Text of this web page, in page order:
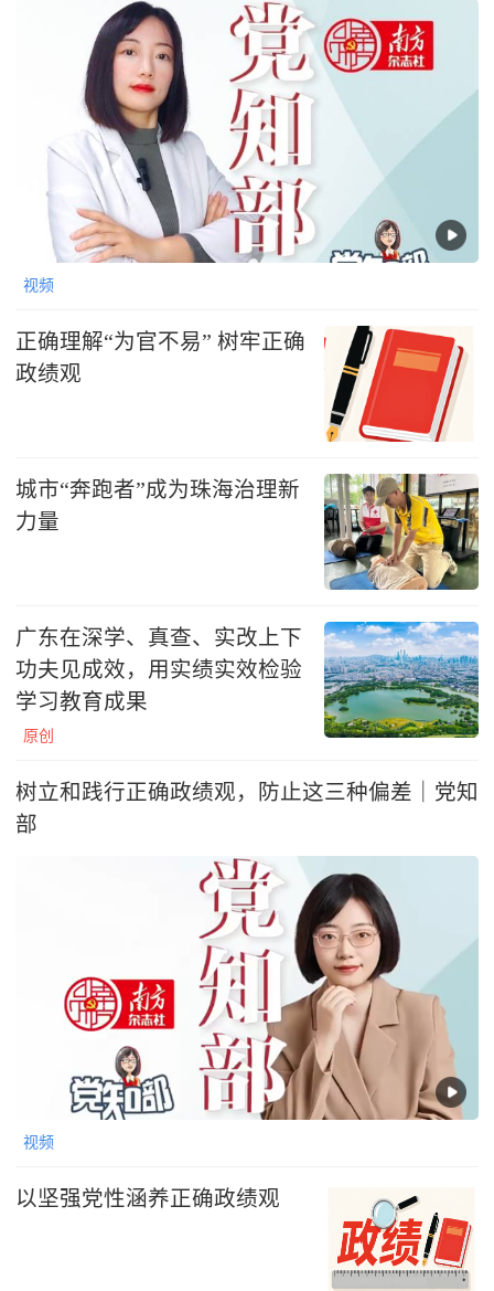
视频
正确理解“为官不易” 树牢正确
政绩观
城市“奔跑者”成为珠海治理新
力量
广东在深学、真查、实改上下
功夫见成效，用实绩实效检验
学习教育成果
原创
树立和践行正确政绩观，防止这三种偏差｜党知
部
视频
以坚强党性涵养正确政绩观